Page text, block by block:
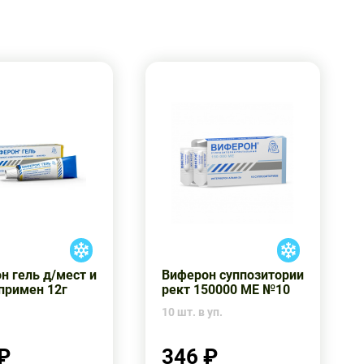
гель д/мест и
12г
Виферон суппозитории
рект 150000 МЕ №10
10 шт. в уп.
346 ₽